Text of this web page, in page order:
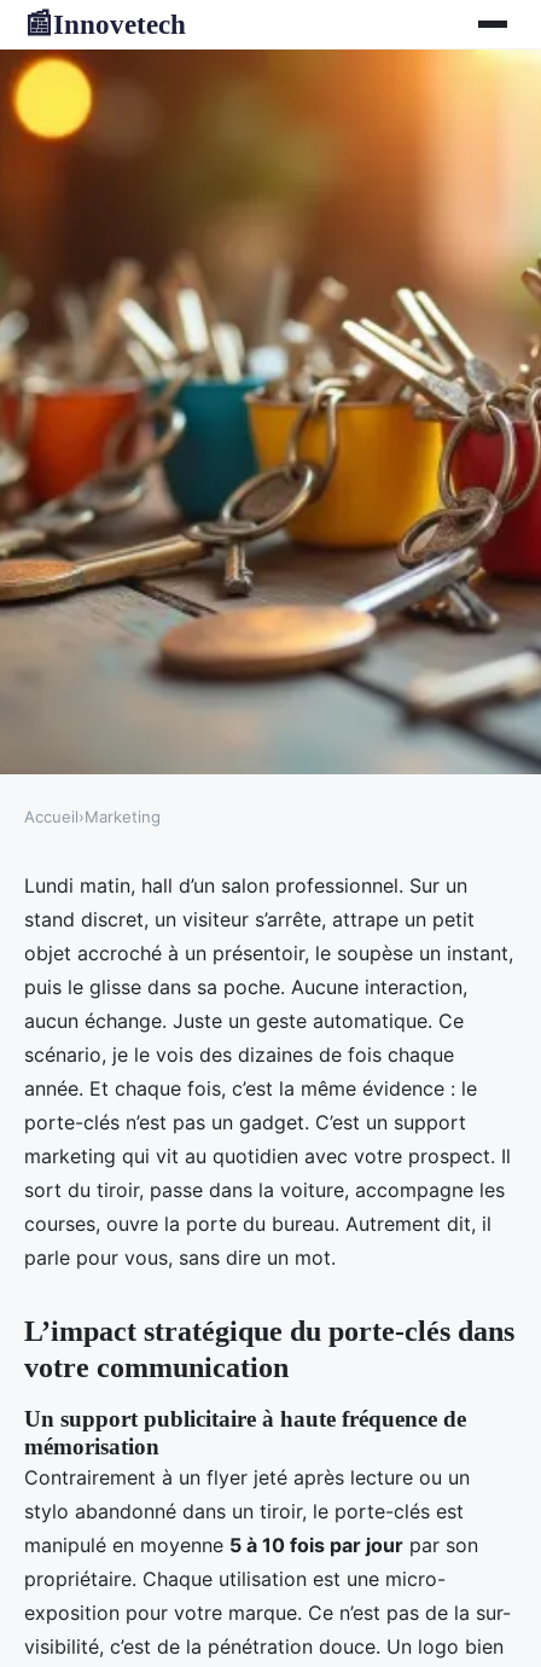
📰Innovetech
Pourquoi choisir des porte-clés
comme goodies incontournables
?
Rémy• 31/03/2026 18:13 •9 min de lecture
Accueil›Marketing
Lundi matin, hall d’un salon professionnel. Sur un
stand discret, un visiteur s’arrête, attrape un petit
objet accroché à un présentoir, le soupèse un instant,
puis le glisse dans sa poche. Aucune interaction,
aucun échange. Juste un geste automatique. Ce
scénario, je le vois des dizaines de fois chaque
année. Et chaque fois, c’est la même évidence : le
porte-clés n’est pas un gadget. C’est un support
marketing qui vit au quotidien avec votre prospect. Il
sort du tiroir, passe dans la voiture, accompagne les
courses, ouvre la porte du bureau. Autrement dit, il
parle pour vous, sans dire un mot.
L’impact stratégique du porte-clés dans
votre communication
Un support publicitaire à haute fréquence de
mémorisation
Contrairement à un flyer jeté après lecture ou un
stylo abandonné dans un tiroir, le porte-clés est
manipulé en moyenne 5 à 10 fois par jour par son
propriétaire. Chaque utilisation est une micro-
exposition pour votre marque. Ce n’est pas de la sur-
visibilité, c’est de la pénétration douce. Un logo bien